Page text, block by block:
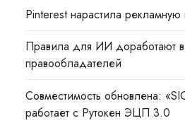
Pinterest нарастила рекламную
Правила для ИИ доработают в
правообладателей
Совместимость обновлена:
работает с Рутокен ЭЦП 3.0